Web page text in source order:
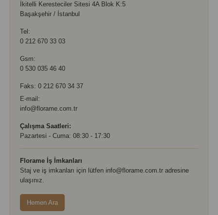
İkitelli Keresteciler Sitesi 4A Blok K:5
Başakşehir / İstanbul
Tel:
0 212 670 33 03
Gsm:
0 530 035 46 40
Faks: 0 212 670 34 37
E-mail:
info@florame.com.tr
Çalışma Saatleri:
Pazartesi - Cuma: 08:30 - 17:30
Florame İş İmkanları
Staj ve iş imkanları için lütfen info@florame.com.tr adresine
ulaşınız.
Hemen Ara